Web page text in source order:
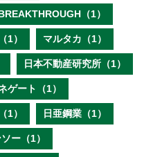
（1）
1） マルタカ（1）
日本不動産研究所（1）
ゲート（1）
1） 日亜鋼業（1）
ー（1）